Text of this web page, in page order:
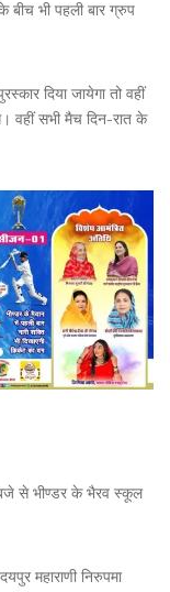
भी पहली बार ग्रुप
दिया जायेगा तो वहीं
वहीं सभी मैच दिन-रात के
बजे से भीण्डर के भैरव स्कूल
महाराणी निरुपमा